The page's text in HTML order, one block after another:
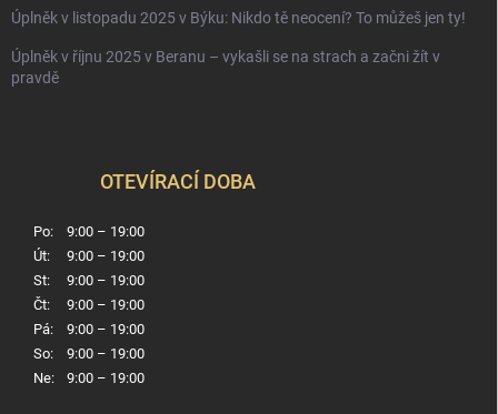
Úplněk v listopadu 2025 v Býku: Nikdo tě neocení? To můžeš jen ty!
Úplněk v říjnu 2025 v Beranu – vykašli se na strach a začni žít v
pravdě
OTEVÍRACÍ DOBA
Po:
9:00 – 19:00
Út:
9:00 – 19:00
St:
9:00 – 19:00
Čt:
9:00 – 19:00
Pá:
9:00 – 19:00
So:
9:00 – 19:00
Ne:
9:00 – 19:00